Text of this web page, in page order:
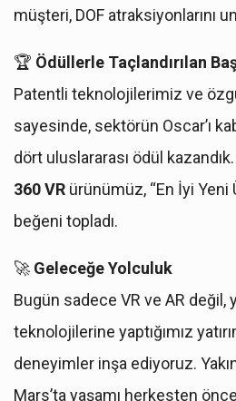
müşteri, DOF atraksiyonlarını
🏆 Ödüllerle Taçlandırılan
Patentli teknolojilerimiz ve
sayesinde, sektörün Oscar’ı
dört uluslararası ödül
360 VR ürünümüz, “En İyi Yeni
beğeni topladı.
🚀 Geleceğe Yolculuk
Bugün sadece VR ve AR değil,
teknolojilerine yaptığımız
deneyimler inşa ediyoruz.
Mars’ta yaşamı herkesten